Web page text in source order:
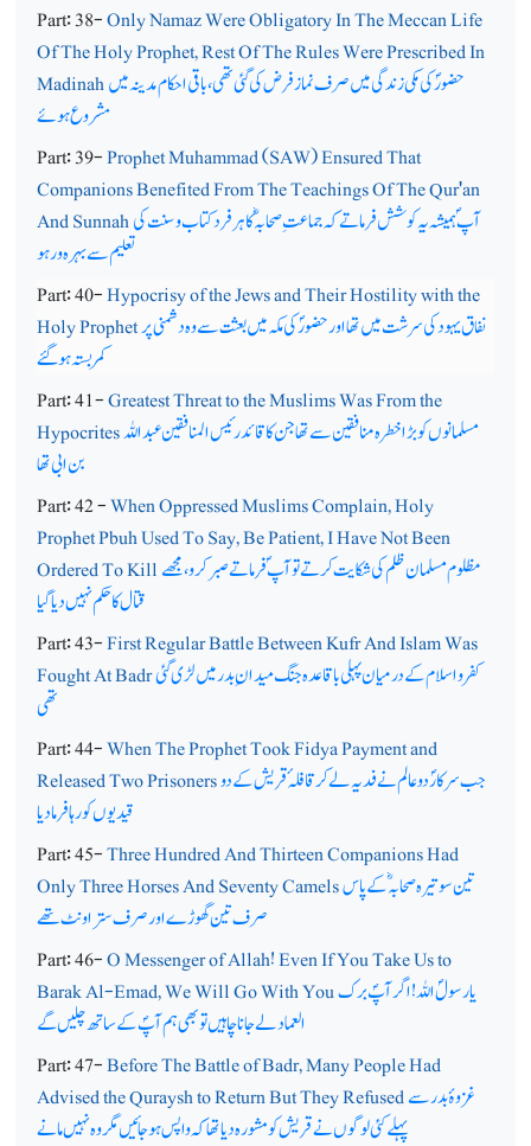
Part: 38-Only Namaz Were Obligatory In The Meccan Life
Of The Holy Prophet, Rest Of The Rules Were Prescribed In
Madinahحضورؐ کی مکی زندگی میں صرف نماز فرض کی گئی تھی ، باقی احکام مدینہ میں
مشروع ہوئے
Part: 39-Prophet Muhammad (SAW) Ensured That
Companions Benefited From The Teachings Of The Qur'an
And Sunnahآپ ؐ ہمیشہ یہ کوشش فرماتے کہ جماعت ِ صحابہؓ کا ہرفرد کتاب و سنت کی
تعلیم سے بہرہ ور ہو
Part: 40-Hypocrisy of the Jews and Their Hostility with the
Holy Prophetنفاق یہود کی سرشت میں تھا اور حضورؐ کی مکہ میں بعثت سے وہ دشمنی پر
کمربستہ ہوگئے
Part: 41-Greatest Threat to the Muslims Was From the
Hypocritesمسلمانوں کو بڑا خطرہ منافقین سے تھا جن کا قائد رئیس المنافقین عبداللہ
بن ابی تھا
Part: 42 -When Oppressed Muslims Complain, Holy
Prophet Pbuh Used To Say, Be Patient, I Have Not Been
Ordered To Killمظلوم مسلمان ظلم کی شکایت کرتے توآپ ؐ فرماتے صبرکرو،مجھے
قتال کا حکم نہیں دیا گیا
Part: 43-First Regular Battle Between Kufr And Islam Was
Fought At Badrکفر و اسلام کے درمیان پہلی باقاعدہ جنگ میدان ِ بدر میں لڑی گئی
تھی
Part: 44-When The Prophet Took Fidya Payment and
Released Two Prisonersجب سرکارؐ دوعالم نے فدیہ لے کر قافلہ ٔ قریش کے دو
قیدیوں کو رہا فرما دیا
Part: 45-Three Hundred And Thirteen Companions Had
Only Three Horses And Seventy Camelsتین سو تیرہ صحابہ ؓکے پاس
صرف تین گھوڑے اور صرف ستر اونٹ تھے
Part: 46-O Messenger of Allah! Even If You Take Us to
Barak Al-Emad, We Will Go With Youیارسولؐ اللہ ! اگر آپؐ برک
العماد لے جانا چاہیں تو بھی ہم آپؐ کے ساتھ چلیں گے
Part: 47-Before The Battle of Badr, Many People Had
Advised the Quraysh to Return But They Refusedغزوۂ بدر سے
پہلے کئی لوگوں نے قریش کو مشورہ دیا تھا کہ واپس ہوجائیں مگر وہ نہیں مانے